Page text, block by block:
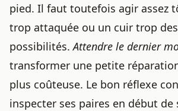
pied. Il faut toutefois agir assez
trop attaquée ou un cuir trop
possibilités.Attendre le dernier
transformer une petite
plus coûteuse. Le bon réflexe
inspecter ses paires en début de